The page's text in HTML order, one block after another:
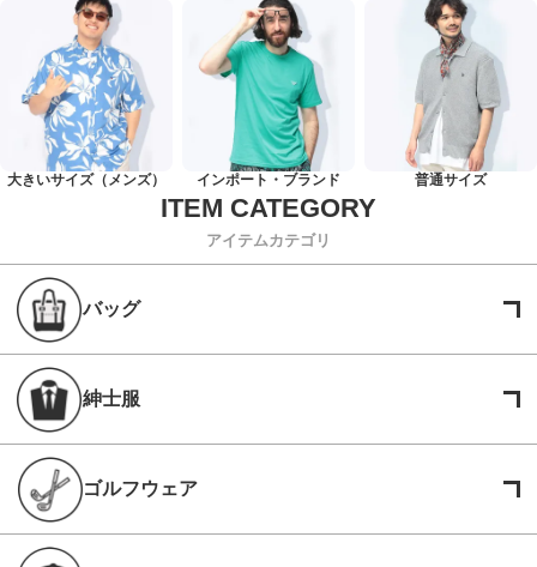
大きいサイズ（メンズ） インポート・ブランド 普通サイズ
アイテムカテゴリ
バッグ
紳士服
ゴルフウェア